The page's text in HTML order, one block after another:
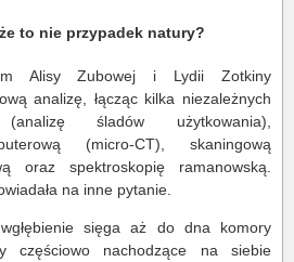
to nie przypadek natury?
Alisy Zubowej i Lydii Zotkiny
analizę, łącząc kilka niezależnych
śladów użytkowania),
(micro-CT), skaningową
oraz spektroskopię ramanowską.
na inne pytanie.
sięga aż do dna komory
częściowo nachodzące na siebie